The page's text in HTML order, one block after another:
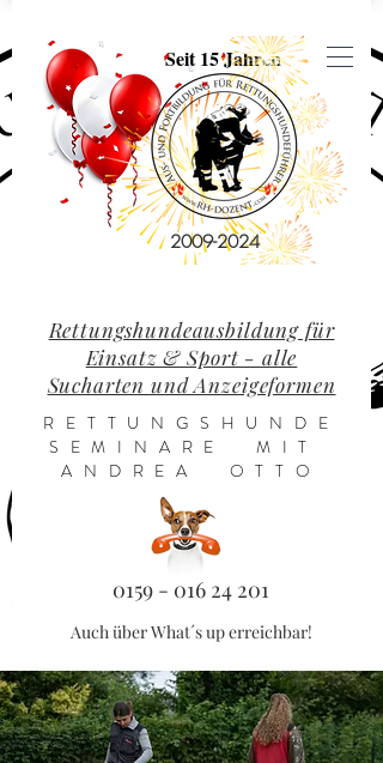
Seit 15 Jahren
2009-2024
Rettungshundeausbildung für
Einsatz & Sport - alle
Sucharten und Anzeigeformen
RETTUNGSHUNDE
SEMINARE MIT
ANDREA OTTO
0159 - 016 24 201
Auch über What´s up erreichbar!